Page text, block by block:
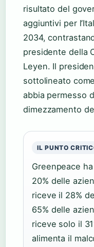
risultato del
aggiuntivi per
2034,
presidente della
Leyen. Il
sottolineato
abbia permesso
dimezzamento
IL PUNTO
Greenpeace
20% delle
riceve il 28%
65% delle
riceve solo il
alimenta il